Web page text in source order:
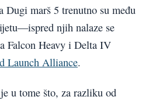
Dugi marš 5 trenutno su među
njih nalaze se
Falcon Heavy i Delta IV
Launch Alliance.
u tome što, za razliku od